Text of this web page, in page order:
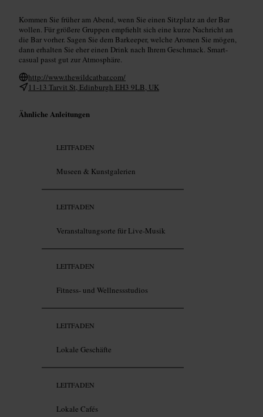
Kommen Sie früher am Abend, wenn Sie einen Sitzplatz an der Bar
wollen. Für größere Gruppen empfiehlt sich eine kurze Nachricht an
die Bar vorher. Sagen Sie dem Barkeeper, welche Aromen Sie mögen,
dann erhalten Sie eher einen Drink nach Ihrem Geschmack. Smart-
casual passt gut zur Atmosphäre.
http://www.thewildcatbar.com/
11-13 Tarvit St, Edinburgh EH3 9LB, UK
Ähnliche Anleitungen
LEITFADEN
Museen & Kunstgalerien
LEITFADEN
Veranstaltungsorte für Live-Musik
LEITFADEN
Fitness- und Wellnessstudios
LEITFADEN
Lokale Geschäfte
LEITFADEN
Lokale Cafés